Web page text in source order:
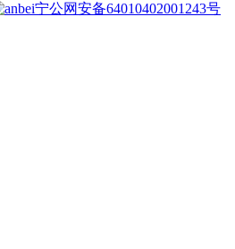
宁公网安备64010402001243号